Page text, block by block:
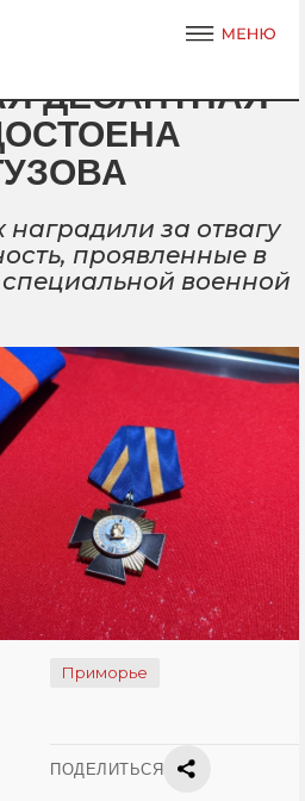
ДЕСАНТНАЯ
за отвагу
проявленные в
военной
Приморье
ПОДЕЛИТЬСЯ